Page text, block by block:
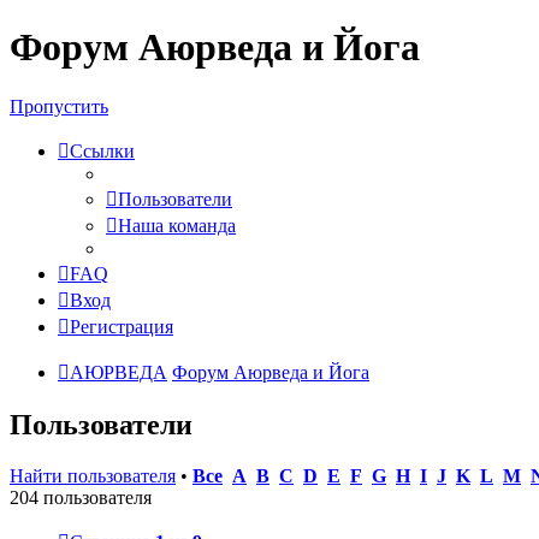
Форум Аюрведа и Йога
Пропустить
Ссылки
Пользователи
Наша команда
FAQ
Вход
Регистрация
АЮРВЕДА Форум Аюрведа и Йога
Пользователи
Найти пользователя • Все A B C D E F G H I J K L M
204 пользователя